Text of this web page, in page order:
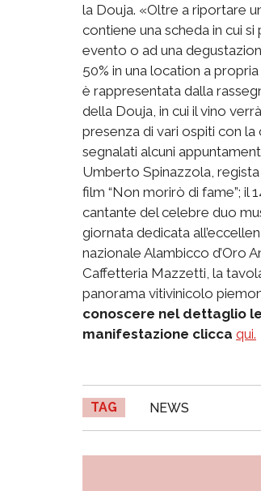
la Douja. «Oltre a riportare
contiene una scheda in cui
evento o ad una
50% in una location a
è rappresentata dalla
della Douja, in cui il vino
presenza di vari ospiti con
segnalati alcuni
Umberto Spinazzola,
film “Non morirò di fame”; il
cantante del celebre duo
giornata dedicata
nazionale Alambicco d’Oro
Caffetteria Mazzetti, la
panorama vitivinicolo
conoscere nel dettaglio
manifestazione clicca qui.
TAG NEWS